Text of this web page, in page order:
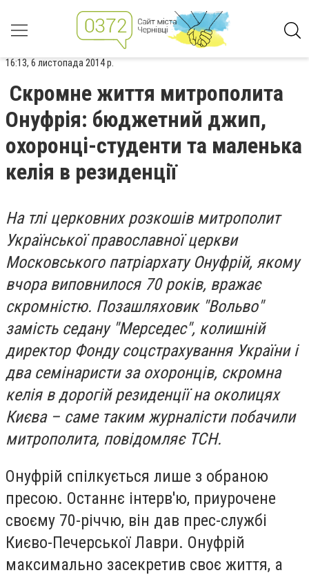
16:13, 6 листопада 2014 р.
Скромне життя митрополита
Онуфрія: бюджетний джип,
охоронці-студенти та маленька
келія в резиденції
На тлі церковних розкошів митрополит
Української православної церкви
Московського патріархату Онуфрій, якому
вчора виповнилося 70 років, вражає
скромністю. Позашляховик "Вольво"
замість седану "Мерседес", колишній
директор Фонду соцстрахування України і
два семінаристи за охоронців, скромна
келія в дорогій резиденції на околицях
Києва – саме таким журналісти побачили
митрополита, повідомляє ТСН.
Онуфрій спілкується лише з обраною
пресою. Останнє інтерв'ю, приурочене
своєму 70-річчю, він дав прес-службі
Києво-Печерської Лаври. Онуфрій
максимально засекретив своє життя, а